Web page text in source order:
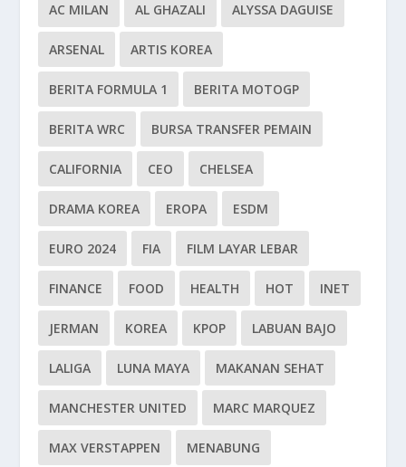
AC MILAN AL GHAZALI ALYSSA DAGUISE
ARSENAL ARTIS KOREA
BERITA FORMULA 1 BERITA MOTOGP
BERITA WRC BURSA TRANSFER PEMAIN
CALIFORNIA CEO CHELSEA
DRAMA KOREA EROPA ESDM
EURO 2024 FIA FILM LAYAR LEBAR
FINANCE FOOD HEALTH HOT INET
JERMAN KOREA KPOP LABUAN BAJO
LALIGA LUNA MAYA MAKANAN SEHAT
MANCHESTER UNITED MARC MARQUEZ
MAX VERSTAPPEN MENABUNG